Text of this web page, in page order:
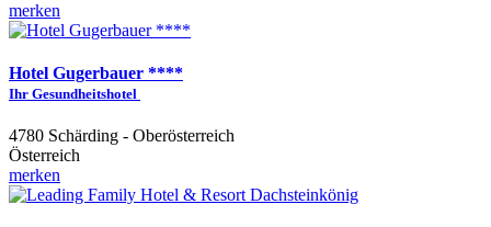
merken
Hotel Gugerbauer ****
Ihr Gesundheitshotel
4780 Schärding - Oberösterreich
Österreich
merken